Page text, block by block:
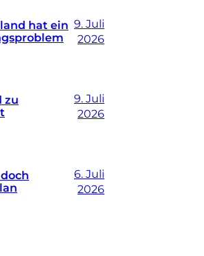
hat ein 9. Juli
2026
zu
9. Juli
2026
6. Juli
2026